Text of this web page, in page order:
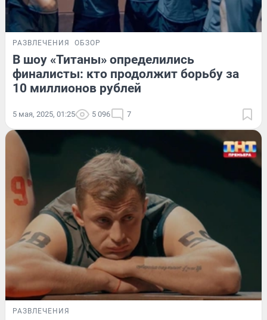
РАЗВЛЕЧЕНИЯ ОБЗОР
В шоу «Титаны» определились
финалисты: кто продолжит борьбу за
10 миллионов рублей
5 мая, 2025, 01:25 5 096 7
РАЗВЛЕЧЕНИЯ